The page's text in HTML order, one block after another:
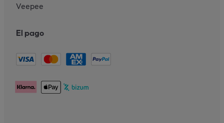
Veepee
El pago